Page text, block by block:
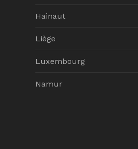
Hainaut
Liège
Luxembourg
Namur